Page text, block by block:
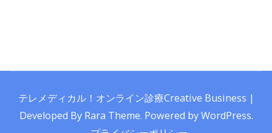
テレメディカル！オンライン診療Creative Business |
Developed By Rara Theme. Powered byWordPress.